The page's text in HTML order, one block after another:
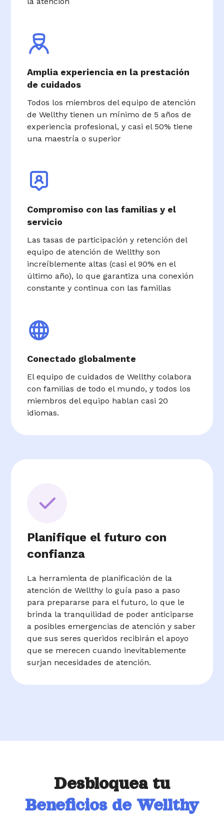
Amplia experiencia en la prestación
de cuidados
Todos los miembros del equipo de atención
de Wellthy tienen un mínimo de 5 años de
experiencia profesional, y casi el 50% tiene
una maestría o superior
Compromiso con las familias y el
servicio
Las tasas de participación y retención del
equipo de atención de Wellthy son
increíblemente altas (casi el 90% en el
último año), lo que garantiza una conexión
constante y continua con las familias
Conectado globalmente
El equipo de cuidados de Wellthy colabora
con familias de todo el mundo, y todos los
miembros del equipo hablan casi 20
idiomas.
Planifique el futuro con
confianza
La herramienta de planificación de la
atención de Wellthy lo guía paso a paso
para prepararse para el futuro, lo que le
brinda la tranquilidad de poder anticiparse
a posibles emergencias de atención y saber
que sus seres queridos recibirán el apoyo
que se merecen cuando inevitablemente
surjan necesidades de atención.
Desbloquea tu
Beneficios de Wellthy